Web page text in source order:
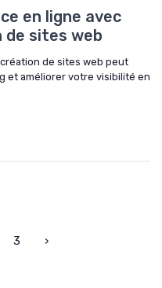
en ligne avec
de sites web
de sites web peut
et améliorer votre visibilité en
3 ›